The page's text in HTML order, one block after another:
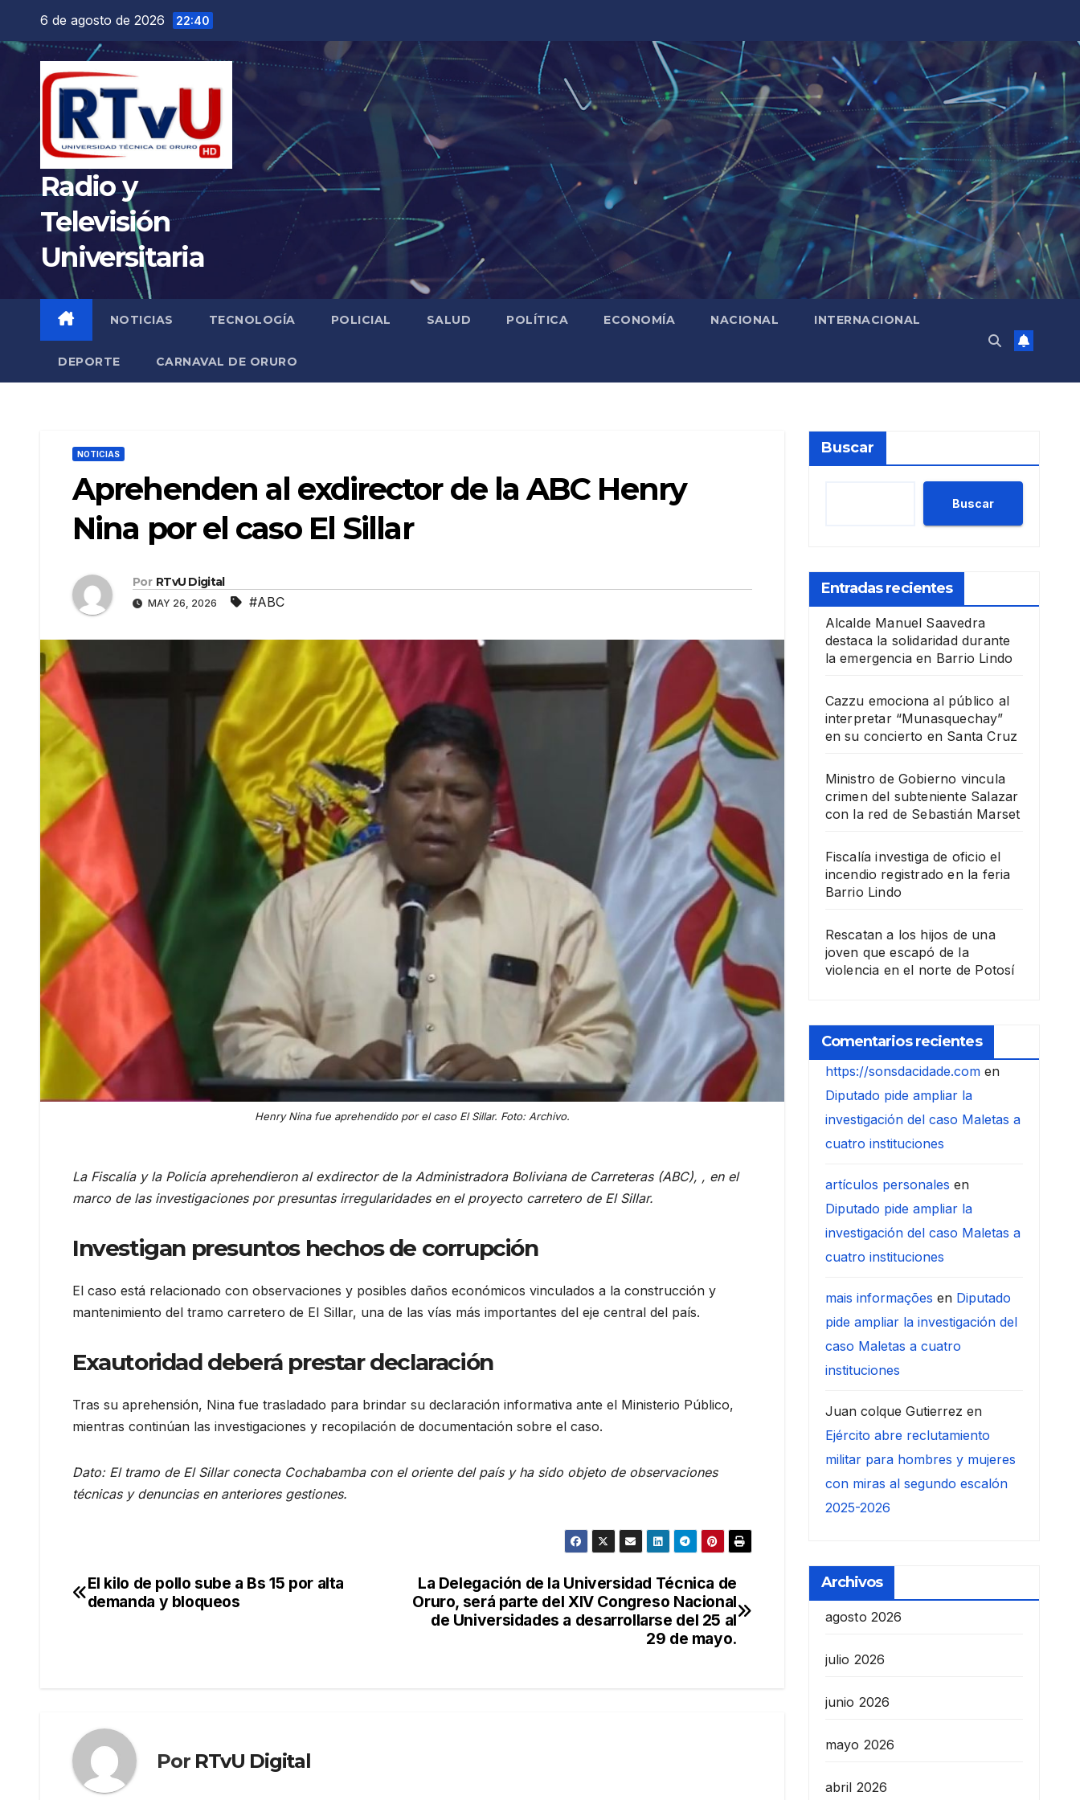
contenido
6 de agosto de 2026 22:40
Radio y
Televisión
Universitaria
NOTICIAS TECNOLOGÍA POLICIAL SALUD POLÍTICA ECONOMÍA NACIONAL INTERNACIONAL
DEPORTE CARNAVAL DE ORURO
NOTICIAS
Aprehenden al exdirector de la ABC Henry
Nina por el caso El Sillar
Por RTvU Digital
MAY 26, 2026 #ABC
Henry Nina fue aprehendido por el caso El Sillar. Foto: Archivo.
La Fiscalía y la Policía aprehendieron al exdirector de la Administradora Boliviana de Carreteras (ABC), , en el
marco de las investigaciones por presuntas irregularidades en el proyecto carretero de El Sillar.
Investigan presuntos hechos de corrupción
El caso está relacionado con observaciones y posibles daños económicos vinculados a la construcción y
mantenimiento del tramo carretero de El Sillar, una de las vías más importantes del eje central del país.
Exautoridad deberá prestar declaración
Tras su aprehensión, Nina fue trasladado para brindar su declaración informativa ante el Ministerio Público,
mientras continúan las investigaciones y recopilación de documentación sobre el caso.
Dato: El tramo de El Sillar conecta Cochabamba con el oriente del país y ha sido objeto de observaciones
técnicas y denuncias en anteriores gestiones.
Navegación
La Delegación de la Universidad Técnica de
Oruro, será parte del XIV Congreso Nacional
de Universidades a desarrollarse del 25 al
29 de mayo.
El kilo de pollo sube a Bs 15 por alta
demanda y bloqueos
Por RTvU Digital
Buscar
Buscar
Entradas recientes
Alcalde Manuel Saavedra
destaca la solidaridad durante
la emergencia en Barrio Lindo
Cazzu emociona al público al
interpretar “Munasquechay”
en su concierto en Santa Cruz
Ministro de Gobierno vincula
crimen del subteniente Salazar
con la red de Sebastián Marset
Fiscalía investiga de oficio el
incendio registrado en la feria
Barrio Lindo
Rescatan a los hijos de una
joven que escapó de la
violencia en el norte de Potosí
Comentarios recientes
https://sonsdacidade.comen
Diputado pide ampliar la
investigación del caso Maletas a
cuatro instituciones
artículos personales en
Diputado pide ampliar la
investigación del caso Maletas a
cuatro instituciones
mais informações en Diputado
pide ampliar la investigación del
caso Maletas a cuatro
instituciones
Juan colque Gutierrez en
Ejército abre reclutamiento
militar para hombres y mujeres
con miras al segundo escalón
2025-2026
Archivos
agosto 2026
julio 2026
junio 2026
mayo 2026
abril 2026